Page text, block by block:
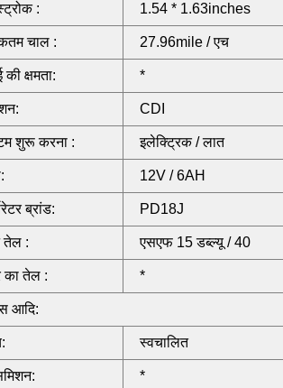
: 1.54 * 1.63inches
चाल : 27.96mile / एच
की क्षमता: *
CDI
शुरू करना : इलेक्ट्रिक / लात
12V / 6AH
ब्रांड: PD18J
तेल : एसएफ 15 डब्ल्यू / 40
का तेल : *
आदि:
स्वचालित
*